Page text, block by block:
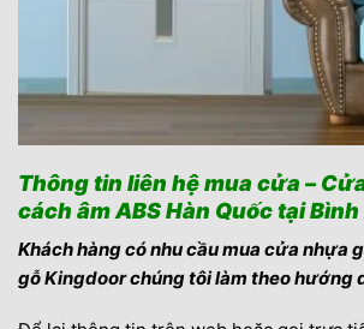
Thông tin liên hệ mua cửa –
cách âm ABS Hàn Quốc tại
Khách hàng có nhu cầu mua cửa nhựa
gỗKingdoorchúng tôi làm theo hướng